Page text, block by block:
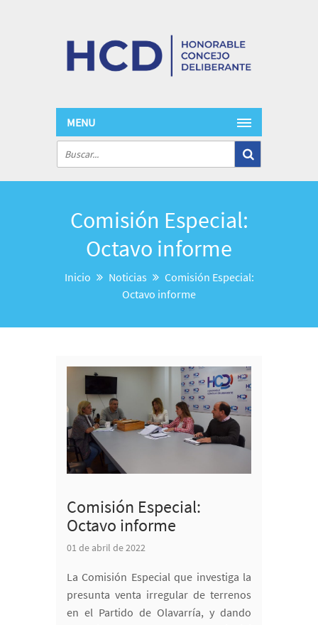
MENU
Comisión Especial:
Octavo informe
Inicio Noticias
Comisión Especial:
Octavo informe
Comisión Especial:
Octavo informe
01 de abril de 2022
La Comisión Especial que investiga la
presunta venta irregular de terrenos
en el Partido de Olavarría, y dando